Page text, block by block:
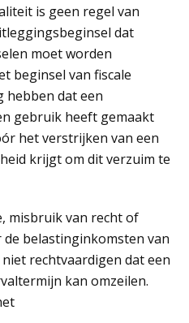
is geen regel van
dat
moet worden
beginsel van fiscale
dat een
gebruik heeft gemaakt
het verstrijken van een
krijgt om dit verzuim te
misbruik van recht of
belastinginkomsten van
rechtvaardigen dat een
kan omzeilen.